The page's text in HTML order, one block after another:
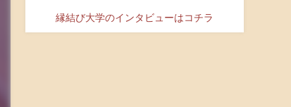
縁結び大学のインタビューはコチラ